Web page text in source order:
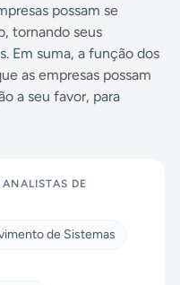
possam se
tornando seus
Em suma, a função dos
as empresas possam
a seu favor, para
ANALISTAS DE
de Sistemas